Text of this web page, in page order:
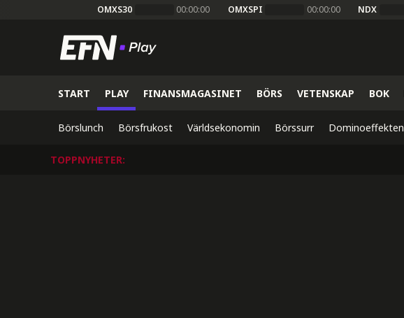
OMXS30 00:00:00 OMXSPI 00:00:00 NDX
START PLAY FINANSMAGASINET BÖRS VETENSKAP BOK
Börslunch Börsfrukost Världsekonomin Börssurr Dominoeffekten
TOPPNYHETER: